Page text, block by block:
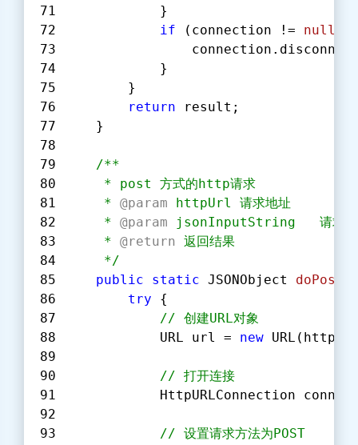
            }
if (connection != null
            }
        }
return result;
    }
/**
     * post 方式的http请求
     *
@param httpUrl 请求地址
     *
@param
jsonInputString   请求参
     *
@return 返回结果
     */
public
static JSONObject doPost
try {
// 创建URL对象
            URL url =
new
// 打开连接
HttpURLConnection
// 设置请求方法为POST